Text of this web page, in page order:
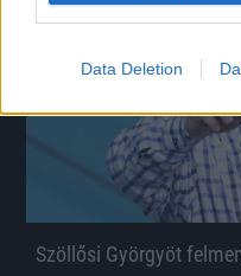
Data Deletion
Szöllősi Györgyöt